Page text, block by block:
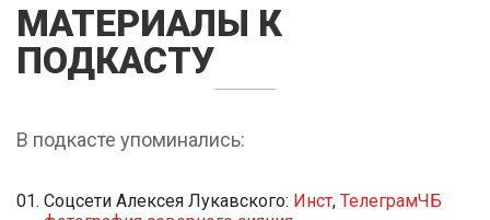
МАТЕРИАЛЫ К
ПОДКАСТУ
В подкасте упоминались:
Соцсети Алексея Лукавского: Инст, ТелеграмЧБ